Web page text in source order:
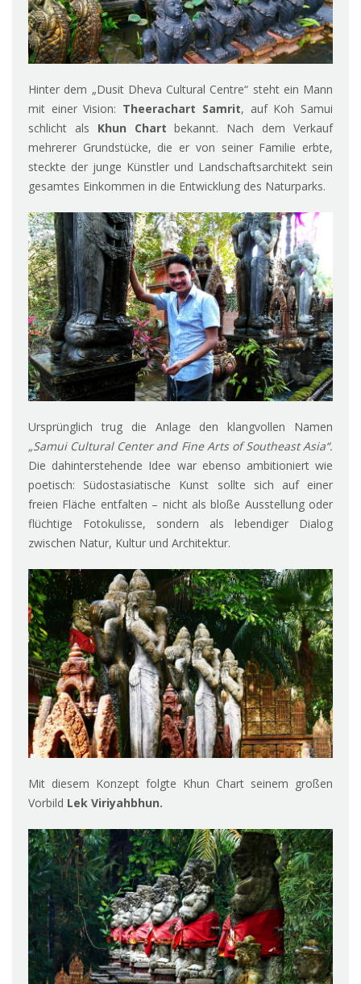
Hinter dem „Dusit Dheva Cultural Centre“ steht ein Mann
mit einer Vision: Theerachart Samrit, auf Koh Samui
schlicht als Khun Chart bekannt. Nach dem Verkauf
mehrerer Grundstücke, die er von seiner Familie erbte,
steckte der junge Künstler und Landschaftsarchitekt sein
gesamtes Einkommen in die Entwicklung des Naturparks.
Ursprünglich trug die Anlage den klangvollen Namen
„Samui Cultural Center and Fine Arts of Southeast Asia“.
Die dahinterstehende Idee war ebenso ambitioniert wie
poetisch: Südostasiatische Kunst sollte sich auf einer
freien Fläche entfalten – nicht als bloße Ausstellung oder
flüchtige Fotokulisse, sondern als lebendiger Dialog
zwischen Natur, Kultur und Architektur.
Mit diesem Konzept folgte Khun Chart seinem großen
Vorbild Lek Viriyahbhun.